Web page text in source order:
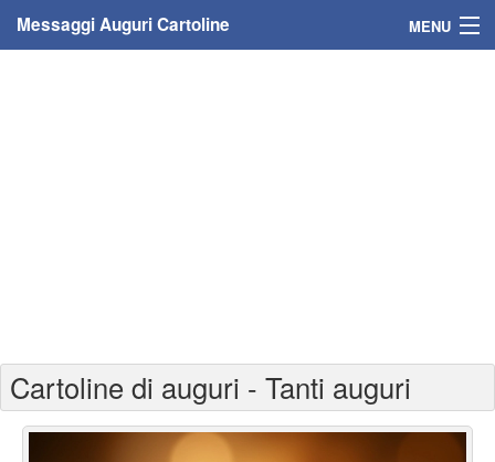
Messaggi Auguri Cartoline MENU
Cartoline auguri anni
Cartoline giorni anno
Cartoline di auguri - Tanti auguri